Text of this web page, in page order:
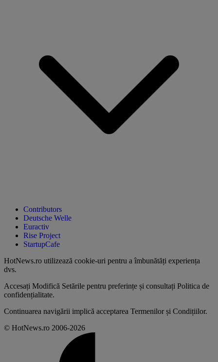
Contributors
Deutsche Welle
Euractiv
Rise Project
StartupCafe
HotNews.ro utilizează cookie-uri pentru a îmbunătăți experiența
dvs.
Accesați Modifică Setările pentru preferințe și consultați Politica de
confidențialitate.
Continuarea navigării implică acceptarea Termenilor și Condițiilor.
© HotNews.ro 2006-2026